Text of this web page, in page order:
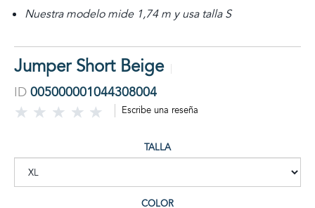
Nuestra modelo mide 1,74 m y usa talla S
Jumper Short Beige
ID 005000001044308004
Escribe una reseña
TALLA
COLOR